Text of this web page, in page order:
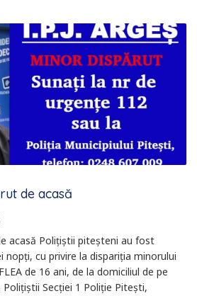
de acasă
acasă Polițiștii piteșteni au fost
nopți, cu privire la dispariția minorului
de 16 ani, de la domiciliul de pe
Secției 1 Poliție Pitești,